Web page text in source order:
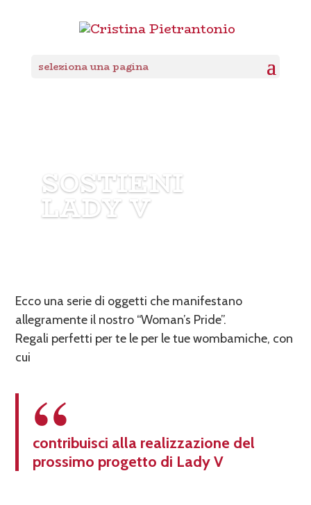
seleziona una pagina
SOSTIENI
LADY V
Ecco una serie di oggetti che manifestano
allegramente il nostro “Woman’s Pride”.
Regali perfetti per te le per le tue wombamiche, con
cui
contribuisci alla realizzazione del
prossimo progetto di Lady V